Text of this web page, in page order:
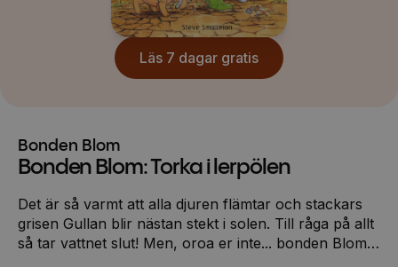
Läs 7 dagar gratis
Bonden Blom
Bonden Blom: Torka i lerpölen
Det är så varmt att alla djuren flämtar och stackars
grisen Gullan blir nästan stekt i solen. Till råga på allt
så tar vattnet slut! Men, oroa er inte... bonden Blom